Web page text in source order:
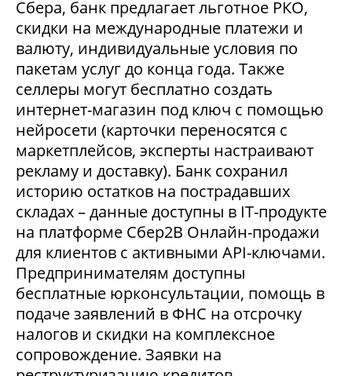
Сбера, банк предлагает льготное РКО,
скидки на международные платежи и
валюту, индивидуальные условия по
пакетам услуг до конца года. Также
селлеры могут бесплатно создать
интернет-магазин под ключ с помощью
нейросети (карточки переносятся с
маркетплейсов, эксперты настраивают
рекламу и доставку). Банк сохранил
историю остатков на пострадавших
складах – данные доступны в IT-продукте
на платформе Сбер2В Онлайн-продажи
для клиентов с активными API-ключами.
Предпринимателям доступны
бесплатные юрконсультации, помощь в
подаче заявлений в ФНС на отсрочку
налогов и скидки на комплексное
сопровождение. Заявки на